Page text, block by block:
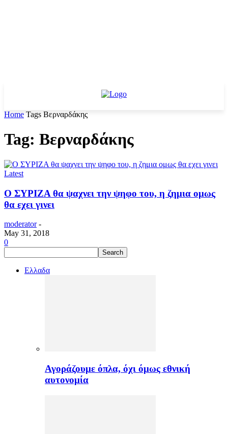
Home Tags Βερναρδάκης
Tag: Βερναρδάκης
Latest
Ο ΣΥΡΙΖΑ θα ψαχνει την ψηφο του, η ζημια ομως
θα εχει γινει
moderator -
May 31, 2018
0
Ελλαδα
Αγοράζουμε όπλα, όχι όμως εθνική
αυτονομία